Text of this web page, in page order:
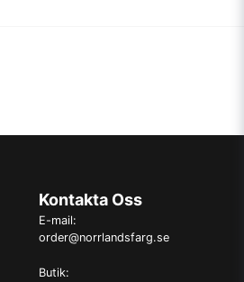
Kontakta Oss
E-mail:
order@norrlandsfarg.se
Butik: